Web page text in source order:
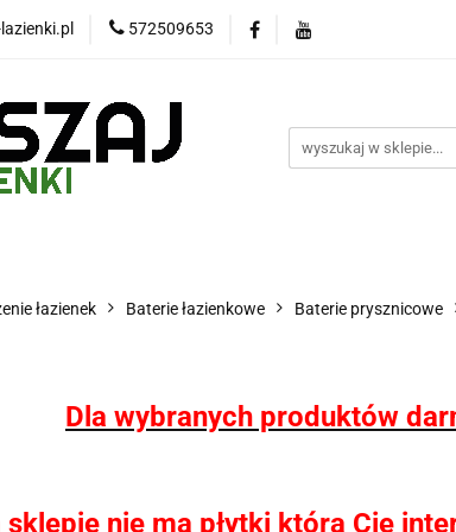
572509653
Płytki Panele wodoodporne MHC
Wyposażenie kuchni Konfigurator kabin
łazienek Baterie łazienkowe Baterie prysznicowe
Dla wybranych produktów
sklepie nie ma płytki która Cię